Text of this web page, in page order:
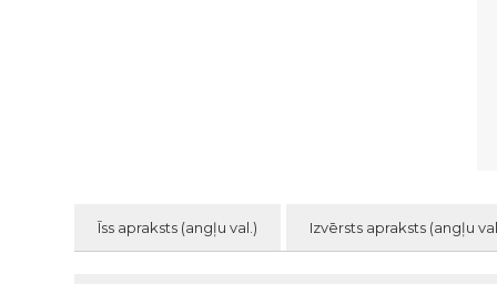
Īss apraksts (angļu val.) Izvērsts apraksts (angļu